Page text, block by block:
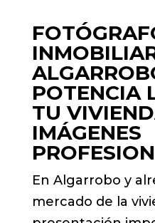
POTENCIA
TU
IMÁGENES
En Algarrobo y
mercado de la